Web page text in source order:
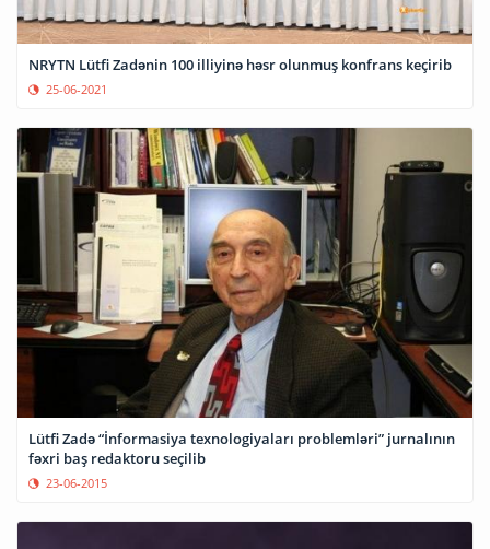
NRYTN Lütfi Zadənin 100 illiyinə həsr olunmuş konfrans keçirib
25-06-2021
Lütfi Zadə “İnformasiya texnologiyaları problemləri” jurnalının
fəxri baş redaktoru seçilib
23-06-2015